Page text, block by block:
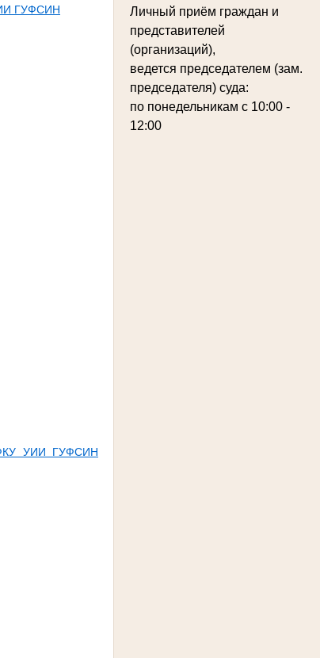
Личный приём граждан и
представителей
(организаций),
ведется председателем (зам.
председателя) суда:
по понедельникам с 10:00 -
12:00
ГУФСИН
ФКУ УИИ ГУФСИН